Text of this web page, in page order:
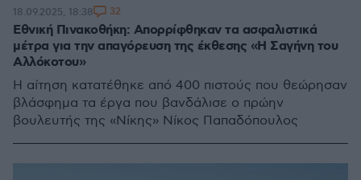
Εθνική Πινακοθήκη: Απορρίφθηκαν τα ασφαλιστικά
μέτρα για την απαγόρευση της έκθεσης «Η Σαγήνη του
Αλλόκοτου»
Η αίτηση κατατέθηκε από 400 πιστούς που θεώρησαν
βλάσφημα τα έργα που βανδάλισε ο πρώην
βουλευτής της «Νίκης» Νίκος Παπαδόπουλος
18.09.2025, 18:38 32